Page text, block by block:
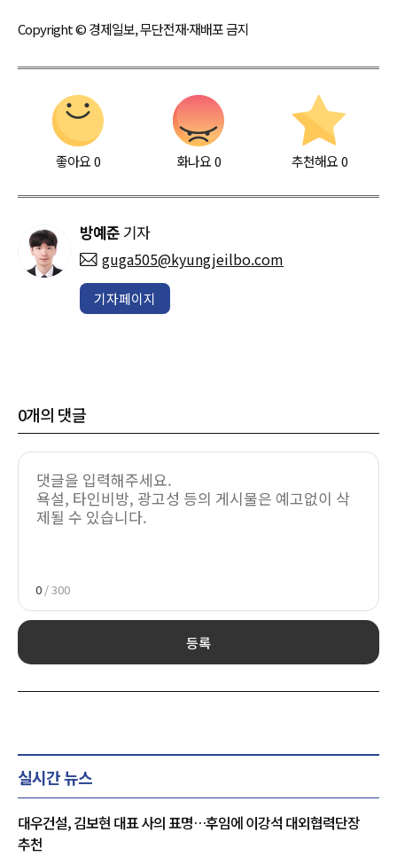
Copyright © 경제일보, 무단전재·재배포 금지
좋아요0 화나요0 추천해요 0
방예준 기자
guga505@kyungjeilbo.com
기자페이지
0개의 댓글
0 / 300
등록
실시간 뉴스
대우건설, 김보현 대표 사의 표명…후임에 이강석 대외협력단장
추천